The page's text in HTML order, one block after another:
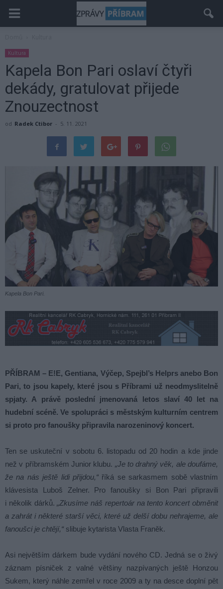
Kultura
Kapela Bon Pari oslaví čtyři
dekády, gratulovat přijede
Znouzectnost
od Radek Ctibor - 5. 11. 2021
Kapela Bon Pari.
PŘÍBRAM – E!E, Gentiana, Výčep, Spejbl’s Helprs anebo Bon
Pari, to jsou kapely, které jsou s Příbrami už neodmyslitelně
spjaty. A právě poslední jmenovaná letos slaví 40 let na
hudební scéně. Ve spolupráci s městským kulturním centrem
si proto pro fanoušky připravila narozeninový koncert.
Ten se uskuteční v sobotu 6. listopadu od 20 hodin a kde jinde
než v příbramském Junior klubu. „Je to drahný věk, ale doufáme,
že na nás ještě lidi přijdou,“ říká se sarkasmem sobě vlastním
klávesista Luboš Zelner. Pro fanoušky si Bon Pari připravili
i několik dárků.„Zkusíme náš repertoár na tento koncert obměnit
a zahrát i některé starší věci, které už delší dobu nehrajeme, ale
fanoušci je chtějí,“ slibuje kytarista Vlasta Franěk.
Asi největším dárkem bude vydání nového CD. Jedná se o živý
záznam písniček z valné většiny nazpívaných ještě Honzou
Sukem, který náhle zemřel v roce 2009 a ty na desce doplní pět